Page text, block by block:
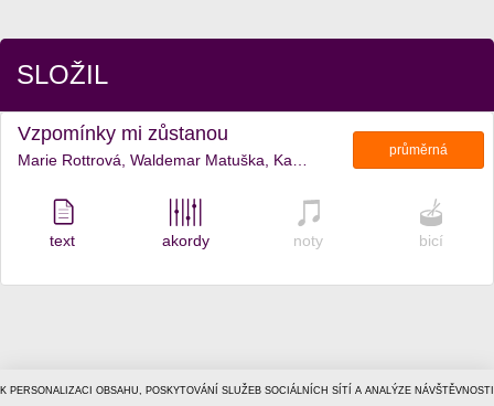
K PERSONALIZACI OBSAHU, POSKYTOVÁNÍ SLUŽEB SOCIÁLNÍCH SÍTÍ A ANALÝZE NÁVŠTĚVNOSTI
SLOŽIL
Vzpomínky mi zůstanou
průměrná
text akordy noty bicí